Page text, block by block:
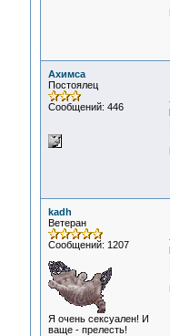
Ахимса
Постоялец
Сообщений: 446
kadh
Ветеран
Сообщений: 1207
Я очень сексуален! И
ваще - прелесть!